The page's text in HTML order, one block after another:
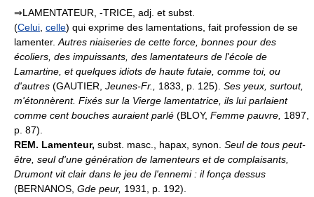
⇒LAMENTATEUR, -TRICE, adj. et subst.
(Celui celle) qui exprime des lamentations, fait profession de se
lamenter. Autres niaiseries de cette force, bonnes pour des
écoliers, des impuissants, des lamentateurs de l'école de
Lamartine, et quelques idiots de haute futaie, comme toi, ou
d'autres (GAUTIER, Jeunes-Fr., 1833, p. 125). Ses yeux, surtout,
m'étonnèrent. Fixés sur la Vierge lamentatrice, ils lui parlaient
comme cent bouches auraient parlé (BLOY, Femme pauvre, 1897,
p. 87).
REM. Lamenteur, subst. masc., hapax, synon. Seul de tous peut-
être, seul d'une génération de lamenteurs et de complaisants,
Drumont vit clair dans le jeu de l'ennemi : il fonça dessus
(BERNANOS, Gde peur, 1931, p. 192).